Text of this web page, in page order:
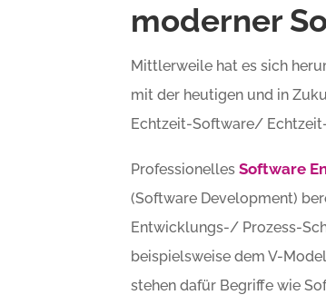
moderner
Mittlerweile hat es sich
mit der heutigen und in
Echtzeit-Software/
Professionelles Software
(Software Development)
Entwicklungs-/ Prozess-
beispielsweise dem V-
stehen dafür Begriffe wie